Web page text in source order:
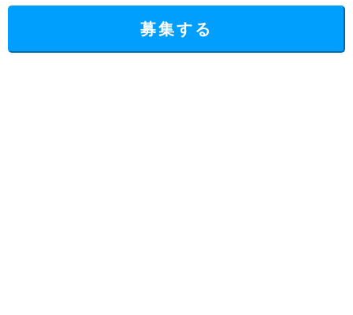
募集する